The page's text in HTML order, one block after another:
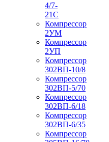
4/7-
21С
Компрессор
2УМ
Компрессор
2УП
Компрессор
302ВП-10/8
Компрессор
302ВП-5/70
Компрессор
302ВП-6/18
Компрессор
302ВП-6/35
Компрессор